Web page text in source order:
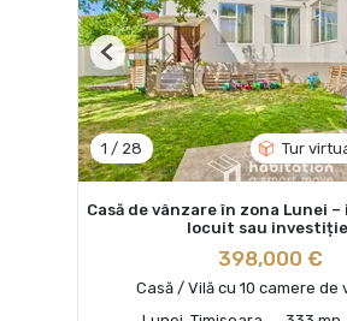
1 / 28 Tur
Previous
Casă de vânzare în zona Lunei
locuit sau
398,000 €
Casă / Vilă cu 10 camere de